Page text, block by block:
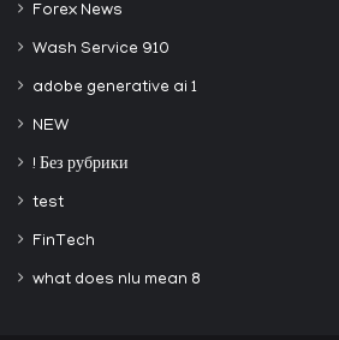
Forex News
Wash Service 910
adobe generative ai 1
NEW
! Без рубрики
test
FinTech
what does nlu mean 8